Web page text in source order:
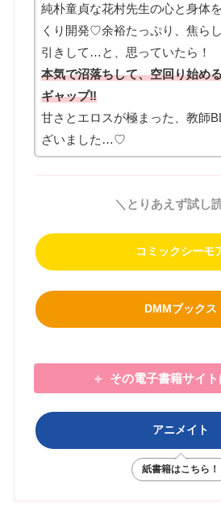
純朴童貞な花村先生の心と身体
くり開発♡余裕たっぷり、焦ら
引きして…と、思っていたら！
本気で沼落ちして、空回り始め
ギャップ‼
甘さとエロスが極まった、教師
ざいました…♡
＼とりあえず試し
コミックシーモ
DMMブックス
その電子書籍サイト
アニメイト
紙書籍はこちら！